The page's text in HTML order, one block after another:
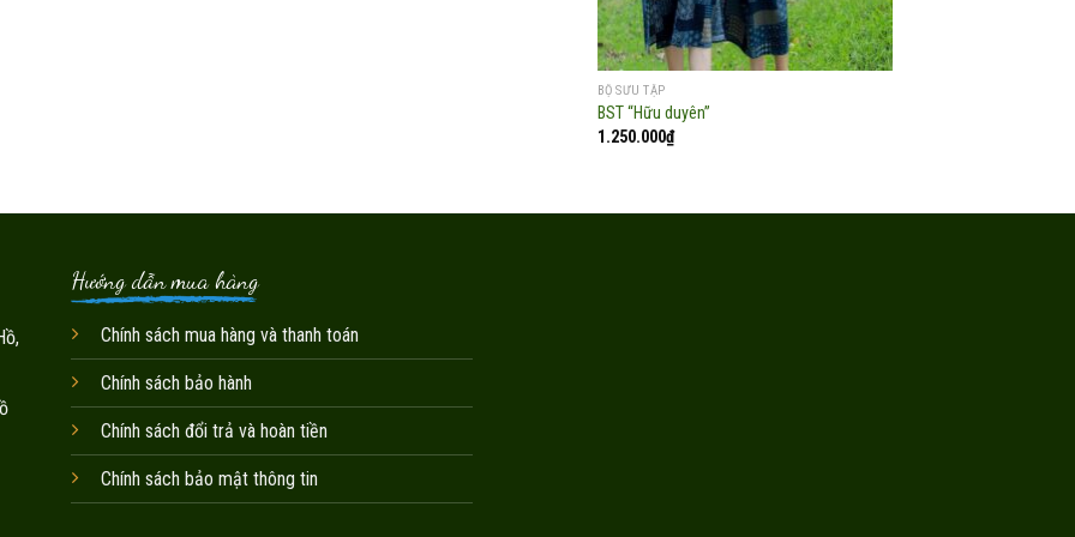
BỘ SƯU TẬP
BST “Hữu duyên”
1.250.000₫
Hướng dẫn mua hàng
Chính sách mua hàng và thanh toán
Chính sách bảo hành
Chính sách đổi trả và hoàn tiền
Chính sách bảo mật thông tin